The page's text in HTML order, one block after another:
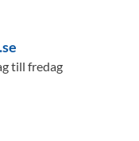
till fredag